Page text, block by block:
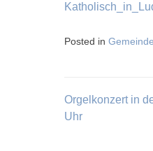
Posted in
Orgelkonzert in
Uhr